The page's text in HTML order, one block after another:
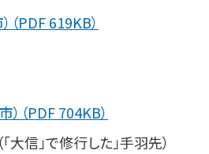
PDF 619KB）
（PDF 704KB）
信」で修行した」手羽先）